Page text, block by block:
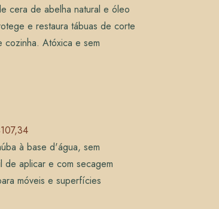
cera de abelha natural e óleo
e restaura tábuas de corte
cozinha. Atóxica e sem
à base d'água, sem
de aplicar e com secagem
móveis e superfícies